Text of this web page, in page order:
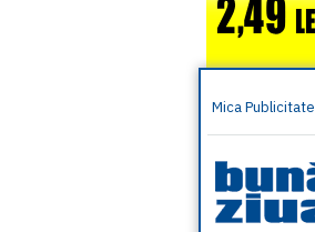
Mica Publicitate